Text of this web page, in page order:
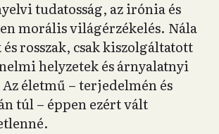
tudatosság, az irónia és
morális világérzékelés. Nála
rosszak, csak kiszolgáltatott
helyzetek és árnyalatnyi
életmű – terjedelmén és
túl – éppen ezért vált